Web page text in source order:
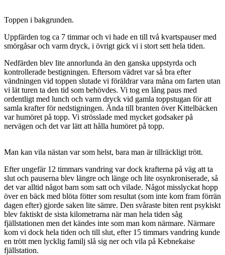
Toppen i bakgrunden.
Uppfärden tog ca 7 timmar och vi hade en till två kvartspauser med
smörgåsar och varm dryck, i övrigt gick vi i stort sett hela tiden.
Nedfärden blev lite annorlunda än den ganska uppstyrda och
kontrollerade bestigningen. Eftersom vädret var så bra efter
vändningen vid toppen slutade vi föräldrar vara måna om farten utan
vi lät turen ta den tid som behövdes. Vi tog en lång paus med
ordentligt med lunch och varm dryck vid gamla toppstugan för att
samla krafter för nedstigningen. Ända till branten över Kittelbäcken
var humöret på topp. Vi strösslade med mycket godsaker på
nervägen och det var lätt att hålla humöret på topp.
Man kan vila nästan var som helst, bara man är tillräckligt trött.
Efter ungefär 12 timmars vandring var dock krafterna på väg att ta
slut och pauserna blev längre och länge och lite osynkroniserade, så
det var alltid något barn som satt och vilade. Något misslyckat hopp
över en bäck med blöta fötter som resultat (som inte kom fram förrän
dagen efter) gjorde saken lite sämre. Den svåraste biten rent psykiskt
blev faktiskt de sista kilometrarna när man hela tiden såg
fjällstationen men det kändes inte som man kom närmare. Närmare
kom vi dock hela tiden och till slut, efter 15 timmars vandring kunde
en trött men lycklig familj slå sig ner och vila på Kebnekaise
fjällstation.